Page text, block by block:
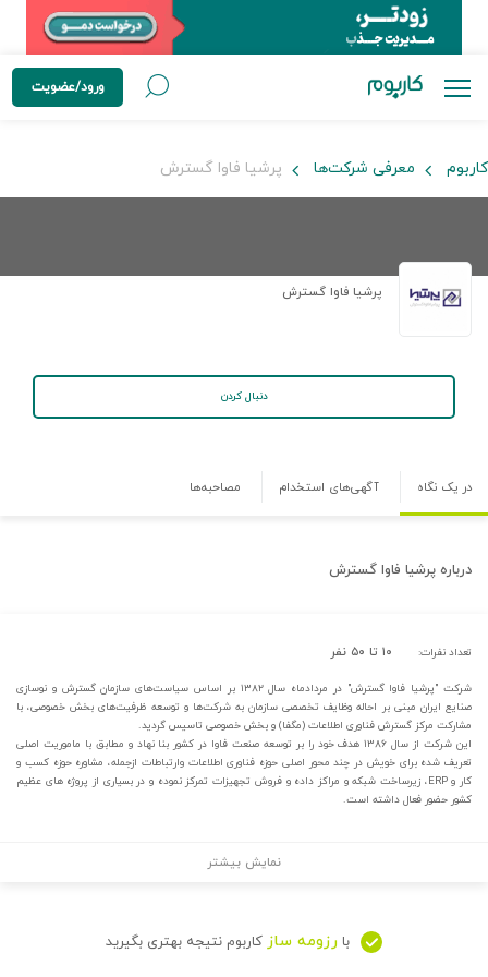
ورود/عضویت
کاربوم معرفی شرکت‌ها پرشیا فاوا گسترش
پرشیا فاوا گسترش
دنبال کردن
در یک نگاه آگهی‌های استخدام مصاحبه‌ها
درباره پرشیا فاوا گسترش
تعداد نفرات: ۱۰ تا ۵۰ نفر
شرکت "پرشیا فاوا گسترش" در مردادماه سال ۱۳۸۲ بر اساس سیاست‌های سازمان گسترش و نوسازی
صنایع ایران مبنی بر احاله وظایف تخصصی سازمان به شرکت‌ها و توسعه ظرفیت‌های بخش خصوصی، با
مشارکت مرکز گسترش فناوری اطلاعات (مگفا) و بخش خصوصی تاسیس گردید.
این شرکت از سال ۱۳۸۶ هدف خود را بر توسعه صنعت فاوا در کشور بنا نهاد و مطابق با ماموریت اصلی
تعریف شده برای خویش در چند محور اصلی حوزه فناوری اطلاعات وارتباطات ازجمله، مشاوره حوزه کسب و
کار و ERP، زیرساخت شبکه و مراکز داده و فروش تجهیزات تمرکز نموده و در بسیاری از پروژه های عظیم
کشور حضور فعال داشته است.
نمایش بیشتر
با رزومه ساز کاربوم نتیجه بهتری بگیرید